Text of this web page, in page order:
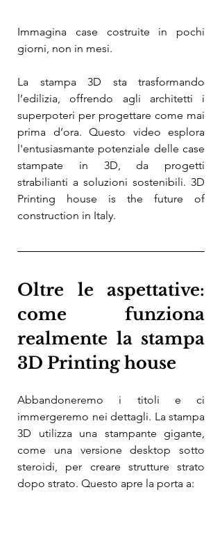
Immagina case costruite in pochi
giorni, non in mesi.
La stampa 3D sta trasformando
l’edilizia, offrendo agli architetti i
superpoteri per progettare come mai
prima d’ora. Questo video esplora
l'entusiasmante potenziale delle case
stampate in 3D, da progetti
strabilianti a soluzioni sostenibili. 3D
Printing house is the future of
construction in Italy.
Oltre le aspettative:
come funziona
realmente la stampa
3D Printing house
Abbandoneremo i titoli e ci
immergeremo nei dettagli. La stampa
3D utilizza una stampante gigante,
come una versione desktop sotto
steroidi, per creare strutture strato
dopo strato. Questo apre la porta a: